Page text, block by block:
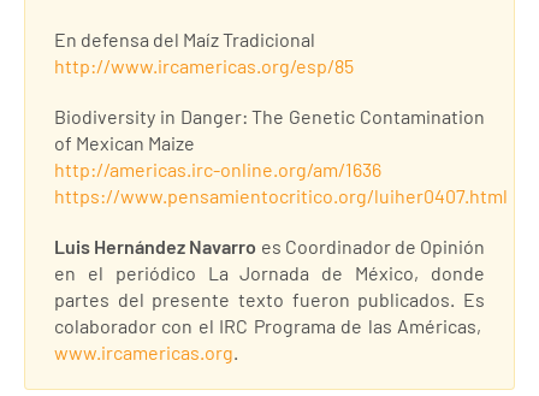
En defensa del Maíz Tradicional
http://www.ircamericas.org/esp/85
Biodiversity in Danger: The Genetic Contamination
of Mexican Maize
http://americas.irc-online.org/am/1636
https://www.pensamientocritico.org/luiher0407.html
Luis Hernández Navarro es Coordinador de Opinión
en el periódico La Jornada de México, donde
partes del presente texto fueron publicados. Es
colaborador con el IRC Programa de las Américas,
www.ircamericas.org.